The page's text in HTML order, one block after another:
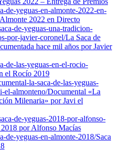
de-yeguas-en-almonte-2022-en-
2022 en Directo
de-yeguas-una-tradicion-
por-javier-coronel/La Saca de
hace mil años por Javier
de-las-yeguas-en-el-rocio-
el Rocío 2019
la-saca-de-las-yeguas-
el-almonteno/Documental «La
Milenaria» por Javi el
de-yeguas-2018-por-alfonso-
2018 por Alfonso Macías
de-yeguas-en-almonte-2018/Saca